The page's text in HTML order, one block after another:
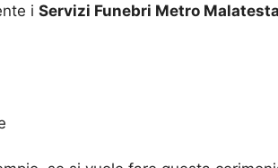
i Servizi Funebri Metro Malatesta